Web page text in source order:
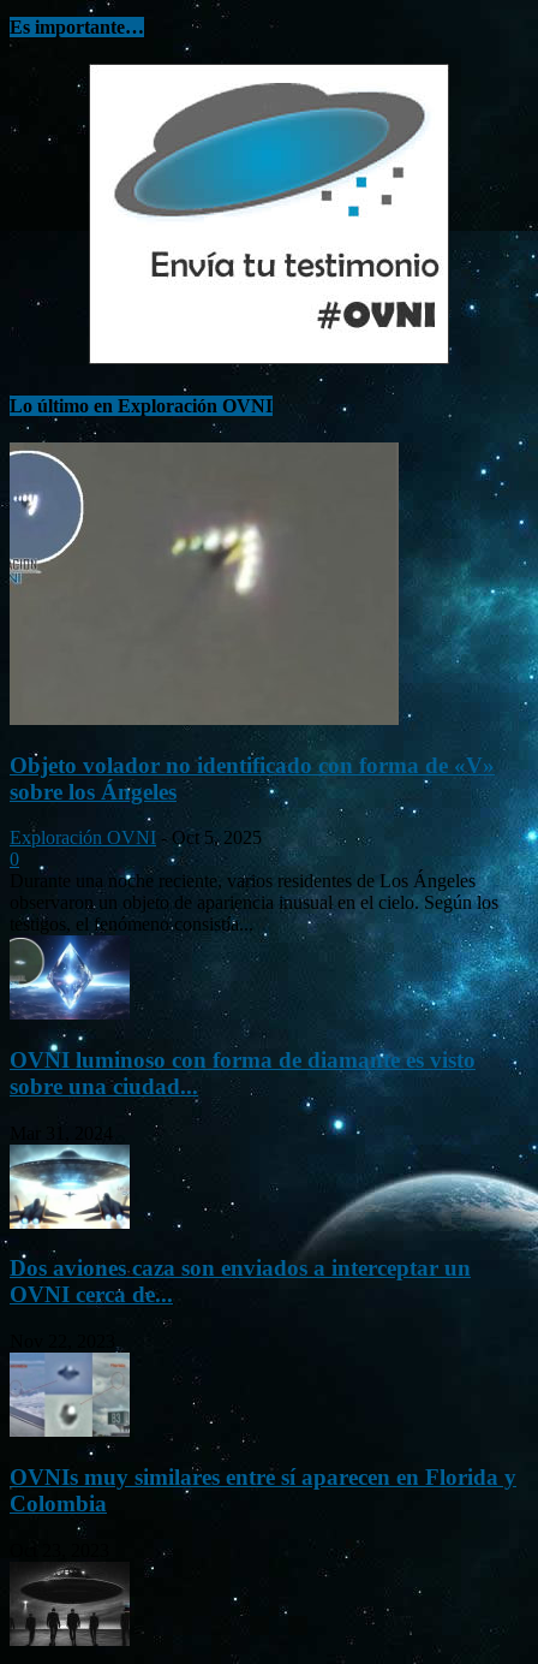
Es importante…
Lo último en Exploración OVNI
Objeto volador no identificado con forma de «V»
sobre los Ángeles
Exploración OVNI - Oct 5, 2025
0
Durante una noche reciente, varios residentes de Los Ángeles
observaron un objeto de apariencia inusual en el cielo. Según los
testigos, el fenómeno consistía...
OVNI luminoso con forma de diamante es visto
sobre una ciudad...
Dos aviones caza son enviados a interceptar un
OVNI cerca de...
OVNIs muy similares entre sí aparecen en Florida y
Colombia